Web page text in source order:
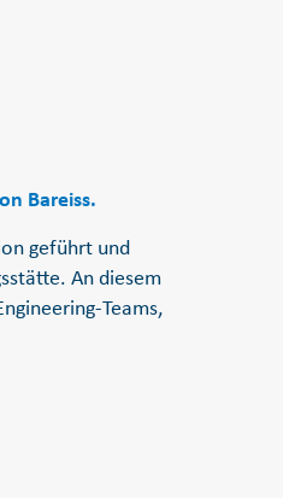
Bareiss.
geführt und
An diesem
Teams,